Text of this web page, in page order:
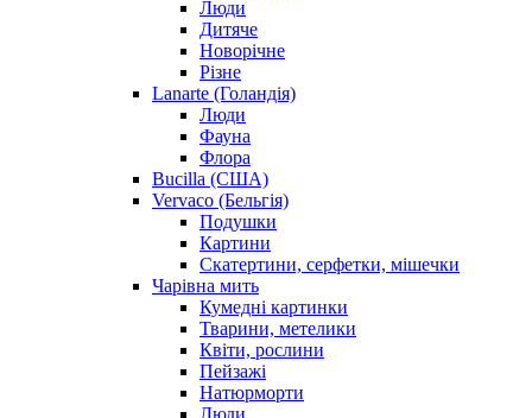
Люди
Дитяче
Новорічне
Різне
Lanarte (Голандія)
Люди
Фауна
Флора
Bucilla (США)
Vervaco (Бельгія)
Подушки
Картини
Скатертини, серфетки, мішечки
Чарiвна мить
Кумедні картинки
Тварини, метелики
Квіти, рослини
Пейзажі
Натюрморти
Люди